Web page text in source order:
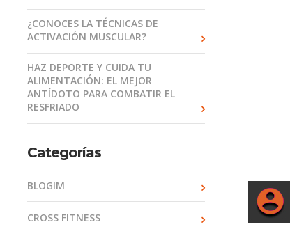
¿CONOCES LA TÉCNICAS DE
ACTIVACIÓN MUSCULAR?
HAZ DEPORTE Y CUIDA TU
ALIMENTACIÓN: EL MEJOR
ANTÍDOTO PARA COMBATIR EL
RESFRIADO
Categorías
BLOGIM
CROSS FITNESS